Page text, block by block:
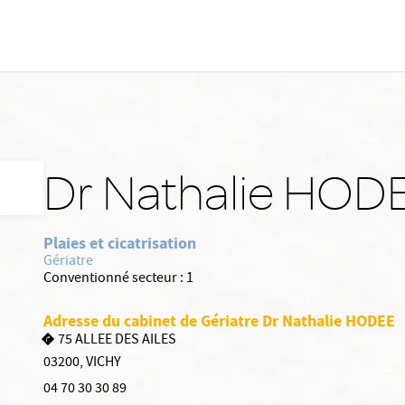
Dr Nathalie
Plaies et cicatrisation
Gériatre
Conventionné secteur : 1
Adresse du cabinet de Gériatre Dr Nathalie HODEE
75 ALLEE DES AILES
03200,VICHY
04 70 30 30 89